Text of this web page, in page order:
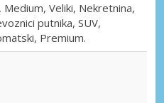
Medium, Veliki, Nekretnina,
putnika, SUV,
Premium.